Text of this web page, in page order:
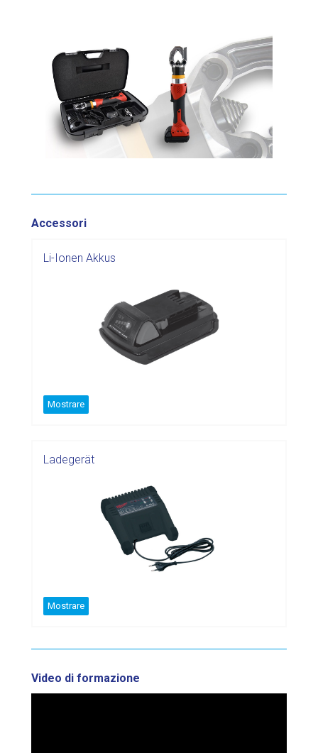
Accessori
Li-Ionen Akkus
Mostrare
Ladegerät
Mostrare
Video di formazione